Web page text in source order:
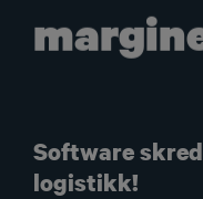
Software
logistikk!